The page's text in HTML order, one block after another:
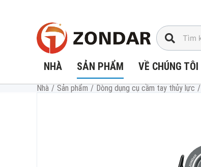
NHÀ SẢN PHẨM VỀ CHÚNG TÔI
Nhà / Sản phẩm / Dòng dụng cụ cầm tay thủy lực /